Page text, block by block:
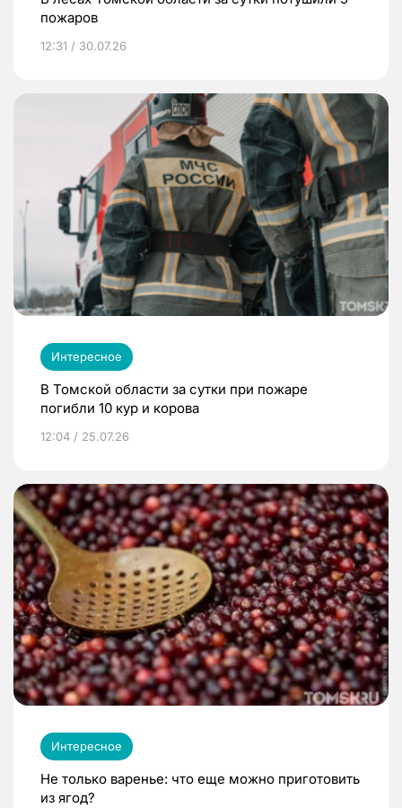
пожаров
12:31 / 30.07.26
Интересное
В Томской области за сутки при пожаре
погибли 10 кур и корова
12:04 / 25.07.26
Интересное
Не только варенье: что еще можно приготовить
из ягод?